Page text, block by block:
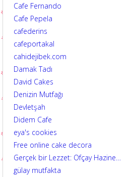
Cafe Fernando
Cafe Pepela
cafederins
cafeportakal
cahidejibek.com
Damak Tadı
David Cakes
Denizin Mutfağı
Devletşah
Didem Cafe
eya's cookies
Free online cake decora
Gerçek bir Lezzet: Ofçay Hazine…
gülay mutfakta